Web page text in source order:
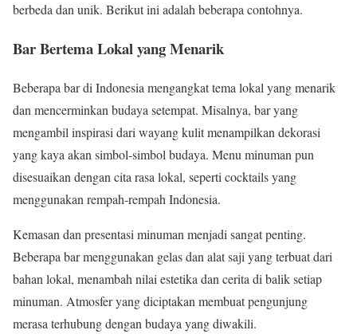
berbeda dan unik. Berikut ini adalah beberapa contohnya.
Bar Bertema Lokal yang Menarik
Beberapa bar di Indonesia mengangkat tema lokal yang menarik
dan mencerminkan budaya setempat. Misalnya, bar yang
mengambil inspirasi dari wayang kulit menampilkan dekorasi
yang kaya akan simbol-simbol budaya. Menu minuman pun
disesuaikan dengan cita rasa lokal, seperti cocktails yang
menggunakan rempah-rempah Indonesia.
Kemasan dan presentasi minuman menjadi sangat penting.
Beberapa bar menggunakan gelas dan alat saji yang terbuat dari
bahan lokal, menambah nilai estetika dan cerita di balik setiap
minuman. Atmosfer yang diciptakan membuat pengunjung
merasa terhubung dengan budaya yang diwakili.